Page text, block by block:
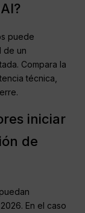
puede
de un
Compara la
técnica,
iniciar
de
En el caso